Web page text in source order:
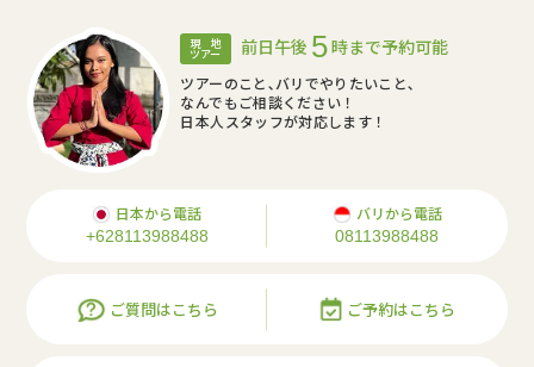
現 地
ツアー 前日午後 5時まで予約可能
ツアーのこと､バリでやりたいこと､
なんでもご相談ください！
日本人スタッフが対応します！
日本から電話
+628113988488
バリから電話
08113988488
ご質問はこちら ご予約はこちら